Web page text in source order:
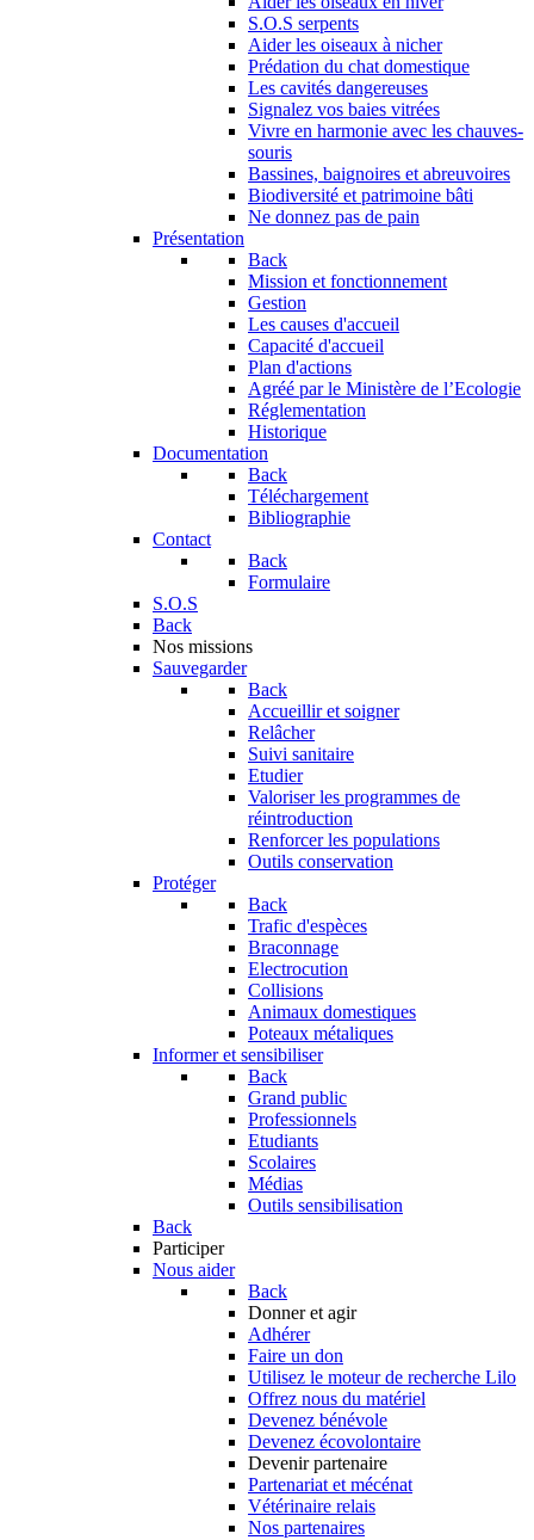
S.O.S serpents
Aider les oiseaux à nicher
Prédation du chat domestique
Les cavités dangereuses
Signalez vos baies vitrées
Vivre en harmonie avec les chauves-
souris
Bassines, baignoires et abreuvoires
Biodiversité et patrimoine bâti
Ne donnez pas de pain
Présentation
Back
Mission et fonctionnement
Gestion
Les causes d'accueil
Capacité d'accueil
Plan d'actions
Agréé par le Ministère de l’Ecologie
Réglementation
Historique
Documentation
Back
Téléchargement
Bibliographie
Contact
Back
Formulaire
S.O.S
Back
Nos missions
Sauvegarder
Back
Accueillir et soigner
Relâcher
Suivi sanitaire
Etudier
Valoriser les programmes de
réintroduction
Renforcer les populations
Outils conservation
Protéger
Back
Trafic d'espèces
Braconnage
Electrocution
Collisions
Animaux domestiques
Poteaux métaliques
Informer et sensibiliser
Back
Grand public
Professionnels
Etudiants
Scolaires
Médias
Outils sensibilisation
Back
Participer
Nous aider
Back
Donner et agir
Adhérer
Faire un don
Utilisez le moteur de recherche Lilo
Offrez nous du matériel
Devenez bénévole
Devenez écovolontaire
Devenir partenaire
Partenariat et mécénat
Vétérinaire relais
Nos partenaires